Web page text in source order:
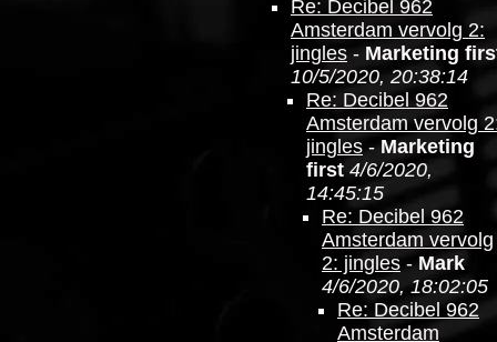
Re: Decibel 962
Amsterdam vervolg 2:
jingles - Marketing
10/5/2020, 20:38:14
Re: Decibel 962
Amsterdam vervolg
jingles - Marketing
first 4/6/2020,
14:45:15
Re: Decibel 962
Amsterdam vervolg
2: jingles - Mark
4/6/2020, 18:02:05
Re: Decibel 962
Amsterdam